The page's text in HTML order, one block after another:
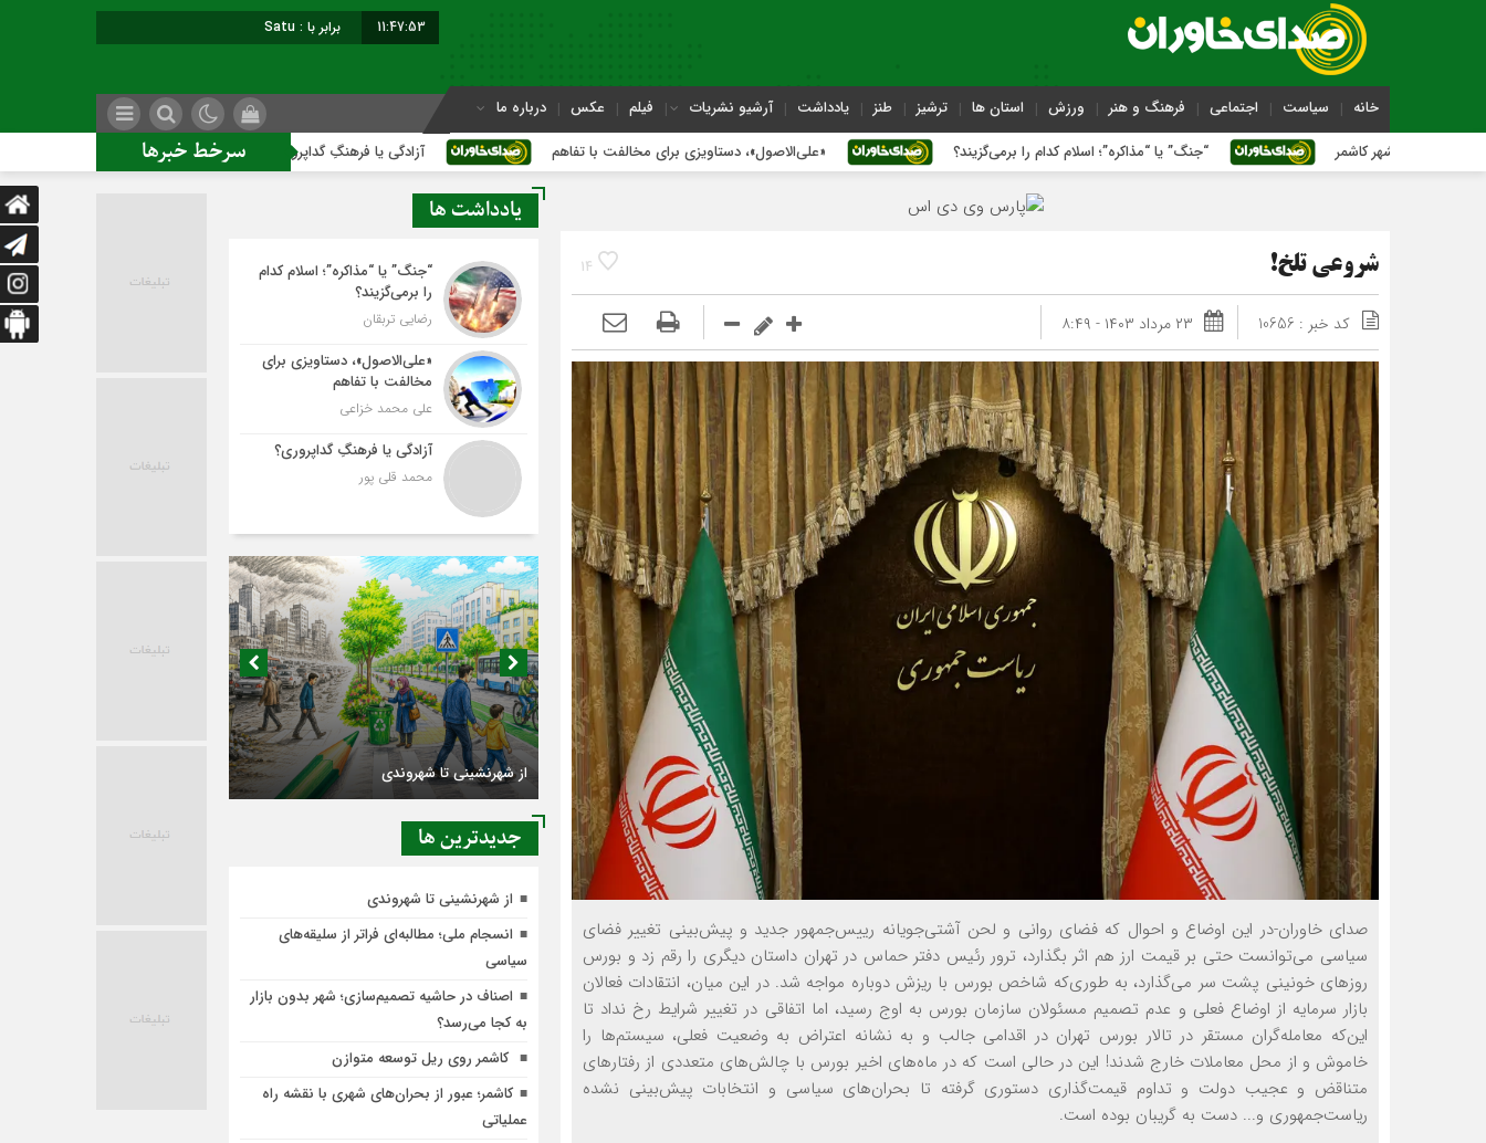
11:47:54 برابر با : Saturday - 8 August - 2026
خانه سیاست اجتماعی فرهنگ و هنر ورزش استان ها ترشیز طنز یادداشت آرشیو نشریات فیلم عکس درباره ما
سرخط خبرها “جنگ” یا “مذاکره”؛ اسلام کدام را برمی‌گزیند؟ «علی‌الاصول»، دستاویزی برای مخالفت با تفاهم آزادگی یا فرهنگِ گداپروری؟
14 شروعی تلخ!
کد خبر : 10656 ۲۳ مرداد ۱۴۰۳ - ۸:۴۹
صدای خاوران-در این اوضاع و احوال که فضای روانی و لحن آشتی‌جویانه رییس‌جمهور جدید و پیش‌بینی تغییر فضای
سیاسی می‌توانست حتی بر قیمت ارز هم اثر بگذارد، ترور رئیس دفتر حماس در تهران داستان دیگری را رقم زد و بورس
روزهای خونینی پشت سر می‌گذارد، به طوری‌که شاخص بورس با ریزش دوباره مواجه شد. در این میان، انتقادات فعالان
بازار سرمایه از اوضاع فعلی و عدم تصمیم مسئولان سازمان بورس به اوج رسید، اما اتفاقی در تغییر شرایط رخ نداد تا
این‌که معامله‌گران مستقر در تالار بورس تهران در اقدامی جالب و به نشانه اعتراض به وضعیت فعلی، سیستم‌ها را
خاموش و از محل معاملات خارج شدند! این در حالی است که در ماه‌های اخیر بورس با چالش‌های متعددی از رفتار‌های
متناقض و عجیب دولت و تداوم قیمت‌گذاری دستوری گرفته تا بحران‌های سیاسی و انتخابات پیش‌بینی نشده
ریاست‌جمهوری و... دست به گریبان بوده است.
یادداشت ها
“جنگ” یا “مذاکره”؛ اسلام کدام
را برمی‌گزیند؟
رضایی تربقان
«علی‌الاصول»، دستاویزی برای
مخالفت با تفاهم
علی محمد خزاعی
آزادگی یا فرهنگِ گداپروری؟
محمد قلی پور
از شهرنشینی تا شهروندی
جديدترين ها
از شهرنشینی تا شهروندی
انسجام ملی؛ مطالبه‌ای فراتر از سلیقه‌های
سیاسی
اصناف در حاشیه تصمیم‌سازی؛ شهر بدون بازار
به کجا می‌رسد؟
کاشمر روی ریل توسعه متوازن
کاشمر؛ عبور از بحران‌های شهری با نقشه راه
عملیاتی